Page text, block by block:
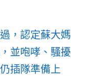
，認定蘇大媽
並咆哮、騷擾
插隊準備上